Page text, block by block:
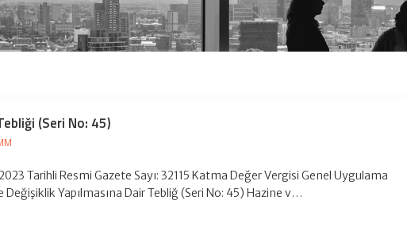
(Seri No: 45)
Tarihli Resmi Gazete Sayı: 32115 Katma Değer Vergisi Genel Uygulama
Değişiklik Yapılmasına Dair Tebliğ (Seri No: 45) Hazine v…